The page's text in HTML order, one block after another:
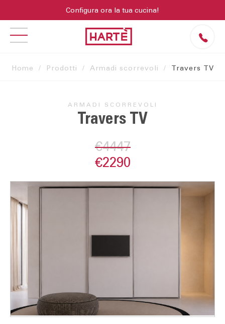
Configura ora la tua cucina!
Home Prodotti Armadi scorrevoli Travers TV
ARMADI SCORREVOLI
Travers TV
€4447
€2290